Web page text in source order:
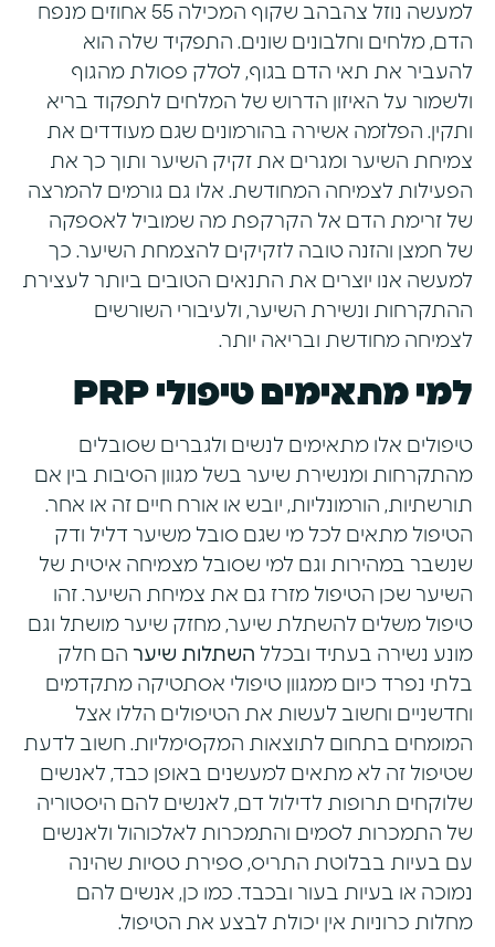
למעשה נוזל צהבהב שקוף המכילה 55 אחוזים מנפח
הדם, מלחים וחלבונים שונים. התפקיד שלה הוא
להעביר את תאי הדם בגוף, לסלק פסולת מהגוף
ולשמור על האיזון הדרוש של המלחים לתפקוד בריא
ותקין. הפלזמה אשירה בהורמונים שגם מעודדים את
צמיחת השיער ומגרים את זקיק השיער ותוך כך את
הפעילות לצמיחה המחודשת. אלו גם גורמים להמרצה
של זרימת הדם אל הקרקפת מה שמוביל לאספקה
של חמצן והזנה טובה לזקיקים להצמחת השיער. כך
למעשה אנו יוצרים את התנאים הטובים ביותר לעצירת
ההתקרחות ונשירת השיער, ולעיבורי השורשים
לצמיחה מחודשת ובריאה יותר.
למי מתאימים טיפולי PRP
טיפולים אלו מתאימים לנשים ולגברים שסובלים
מהתקרחות ומנשירת שיער בשל מגוון הסיבות בין אם
תורשתיות, הורמונליות, יובש או אורח חיים זה או אחר.
הטיפול מתאים לכל מי שגם סובל משיער דליל ודק
שנשבר במהירות וגם למי שסובל מצמיחה איטית של
השיער שכן הטיפול מזרז גם את צמיחת השיער. זהו
טיפול משלים להשתלת שיער, מחזק שיער מושתל וגם
מונע נשירה בעתיד ובכלל השתלות שיער הם חלק
בלתי נפרד כיום ממגוון טיפולי אסתטיקה מתקדמים
וחדשניים וחשוב לעשות את הטיפולים הללו אצל
המומחים בתחום לתוצאות המקסימליות. חשוב לדעת
שטיפול זה לא מתאים למעשנים באופן כבד, לאנשים
שלוקחים תרופות לדילול דם, לאנשים להם היסטוריה
של התמכרות לסמים והתמכרות לאלכוהול ולאנשים
עם בעיות בבלוטת התריס, ספירת טסיות שהינה
נמוכה או בעיות בעור ובכבד. כמו כן, אנשים להם
מחלות כרוניות אין יכולת לבצע את הטיפול.